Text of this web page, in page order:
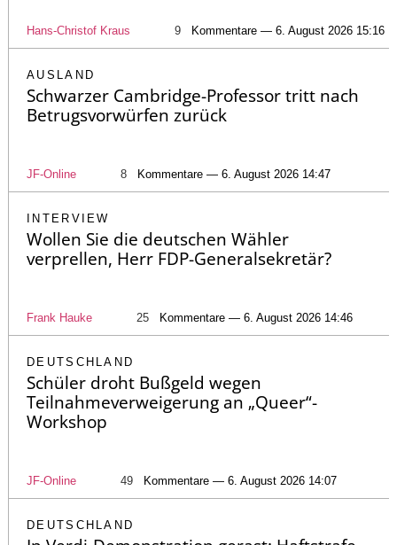
Hans-Christof Kraus 9 Kommentare — 6. August 2026 15:16
AUSLAND
Schwarzer Cambridge-Professor tritt nach
Betrugsvorwürfen zurück
JF-Online 8 Kommentare — 6. August 2026 14:47
INTERVIEW
Wollen Sie die deutschen Wähler
verprellen, Herr FDP-Generalsekretär?
Frank Hauke 25 Kommentare — 6. August 2026 14:46
DEUTSCHLAND
Schüler droht Bußgeld wegen
Teilnahmeverweigerung an „Queer“-
Workshop
JF-Online 49 Kommentare — 6. August 2026 14:07
DEUTSCHLAND